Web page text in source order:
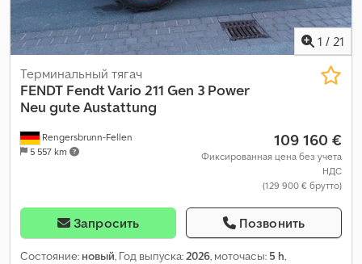
1 / 21
Rengersbrunn-Fellen
5 557 km
Терминальный тягач
FENDT Fendt Vario 211 Gen 3 Power
Neu gute Austattung
109 160 €
Фиксированная цена без учета
НДС
(129 900 € брутто)
Запросить Позвонить
Состояние: новый, Год выпуска:2026, моточасы: 5 h,